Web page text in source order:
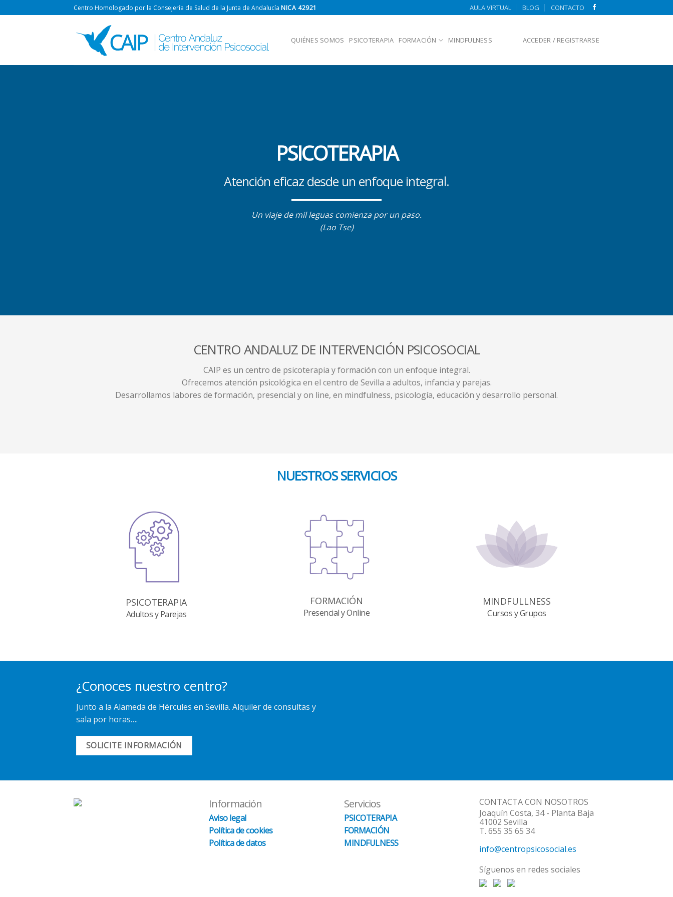
to
Centro Homologado por la Consejería de Salud de la Junta de Andalucía NICA 42921 AULA VIRTUAL BLOG CONTACTO
QUIÉNES SOMOS PSICOTERAPIA FORMACIÓN MINDFULNESS ACCEDER / REGISTRARSE
PSICOTERAPIA
Atención eficaz desde un enfoque integral.
Un viaje de mil leguas comienza por un paso.
(Lao Tse)
CENTRO ANDALUZ DE INTERVENCIÓN PSICOSOCIAL
CAIP es un centro de psicoterapia y formación con un enfoque integral.
Ofrecemos atención psicológica en el centro de Sevilla a adultos, infancia y parejas.
Desarrollamos labores de formación, presencial y on line, en mindfulness, psicología, educación y desarrollo personal.
NUESTROS SERVICIOS
PSICOTERAPIA
Adultos y Parejas
FORMACIÓN
Presencial y Online
MINDFULLNESS
Cursos y Grupos
¿Conoces nuestro centro?
Junto a la Alameda de Hércules en Sevilla. Alquiler de consultas y
sala por horas….
SOLICITE INFORMACIÓN
Información
Aviso legal
Política de cookies
Política de datos
Servicios
PSICOTERAPIA
FORMACIÓN
MINDFULNESS
CONTACTA CON NOSOTROS
Joaquín Costa, 34 - Planta Baja
41002 Sevilla
T. 655 35 65 34
info@centropsicosocial.es
Síguenos en redes sociales